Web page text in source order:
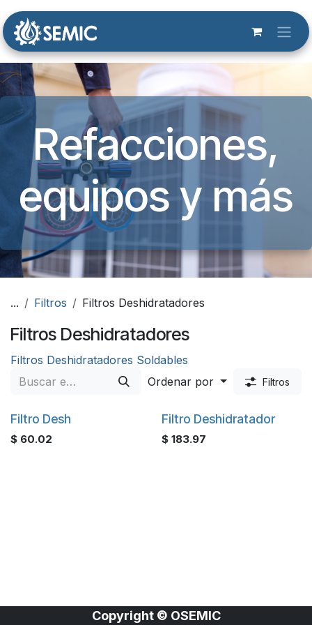
Ir al contenido
Refacciones,
equipos y más​
... Filtros Filtros Deshidratadores
Filtros Deshidratadores
Filtros Deshidratadores Soldables
Ordenar por
Filtros
Filtro Desh
$ 60.02
Filtro Deshidratador
$ 183.97
Copyright © OSEMIC